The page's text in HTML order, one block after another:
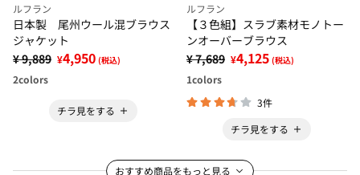
ルフラン
日本製 尾州ウール混ブラウス
ジャケット
¥ 9,889 ¥4,950 (税込)
2colors
チラ見をする
ルフラン
【３色組】スラブ素材モノトー
ンオーバーブラウス
¥ 7,689 ¥4,125 (税込)
1colors
3件
チラ見をする
おすすめ商品をもっと見る